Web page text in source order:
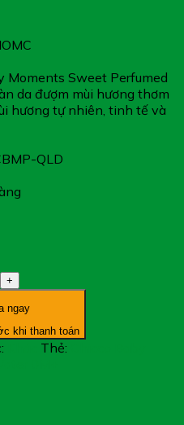
Moments Sweet Perfumed
da đượm mùi hương thơm
hương tự nhiên, tinh tế và
QLD
ngay
khi thanh toán
Thẻ: